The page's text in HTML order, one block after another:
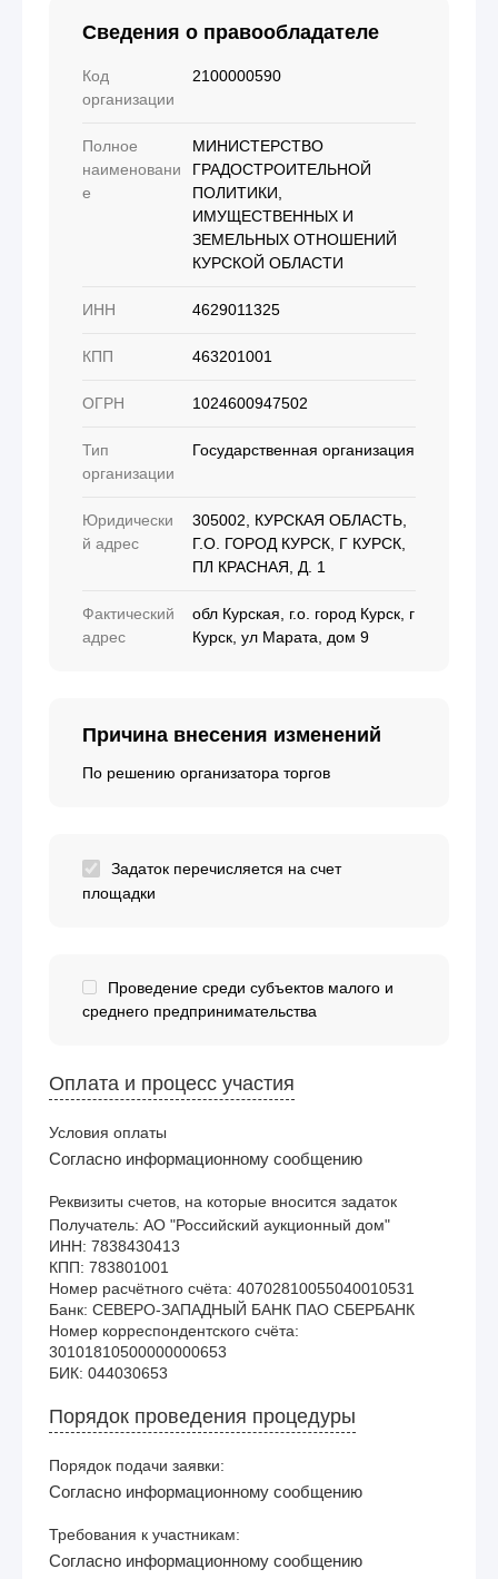
Сведения о правообладателе
Код
организации
2100000590
Полное
наименовани
е
МИНИСТЕРСТВО
ГРАДОСТРОИТЕЛЬНОЙ
ПОЛИТИКИ,
ИМУЩЕСТВЕННЫХ И
ЗЕМЕЛЬНЫХ ОТНОШЕНИЙ
КУРСКОЙ ОБЛАСТИ
ИНН 4629011325
КПП 463201001
ОГРН 1024600947502
Тип
организации
Государственная организация
Юридически
й адрес
305002, КУРСКАЯ ОБЛАСТЬ,
Г.О. ГОРОД КУРСК, Г КУРСК,
ПЛ КРАСНАЯ, Д. 1
Фактический
адрес
обл Курская, г.о. город Курск, г
Курск, ул Марата, дом 9
Причина внесения изменений
По решению организатора торгов
Задаток перечисляется на счет
площадки
Проведение среди субъектов малого и
среднего предпринимательства
Оплата и процесс участия
Условия оплаты
Согласно информационному сообщению
Реквизиты счетов, на которые вносится задаток
Получатель: АО "Российский аукционный дом"
ИНН: 7838430413
КПП: 783801001
Номер расчётного счёта: 40702810055040010531
Банк: СЕВЕРО-ЗАПАДНЫЙ БАНК ПАО СБЕРБАНК
Номер корреспондентского счёта:
30101810500000000653
Порядок проведения процедуры
Порядок подачи заявки:
Согласно информационному сообщению
Требования к участникам:
Согласно информационному сообщению